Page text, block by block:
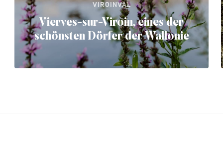
VIROINVAL
Vierves-sur-Viroin, eines der
schönsten Dörfer der Wallonie